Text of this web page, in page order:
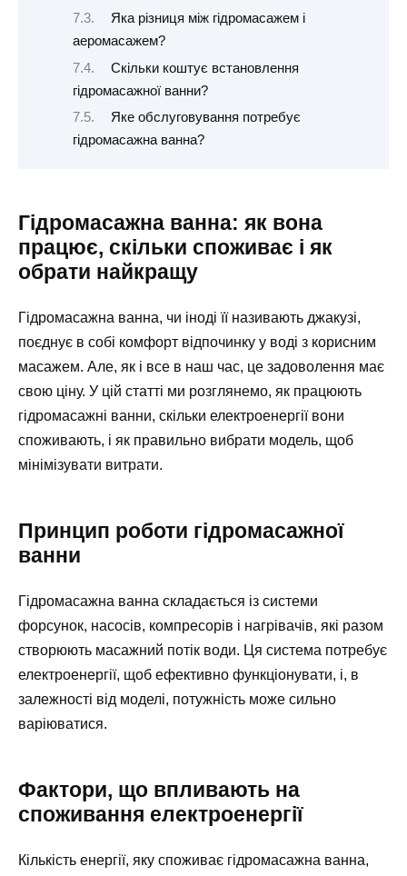
Яка різниця між гідромасажем і
аеромасажем?
Скільки коштує встановлення
гідромасажної ванни?
Яке обслуговування потребує
гідромасажна ванна?
Гідромасажна ванна: як вона
працює, скільки споживає і як
обрати найкращу
Гідромасажна ванна, чи іноді її називають джакузі,
поєднує в собі комфорт відпочинку у воді з корисним
масажем. Але, як і все в наш час, це задоволення має
свою ціну. У цій статті ми розглянемо, як працюють
гідромасажні ванни, скільки електроенергії вони
споживають, і як правильно вибрати модель, щоб
мінімізувати витрати.
Принцип роботи гідромасажної
ванни
Гідромасажна ванна складається із системи
форсунок, насосів, компресорів і нагрівачів, які разом
створюють масажний потік води. Ця система потребує
електроенергії, щоб ефективно функціонувати, і, в
залежності від моделі, потужність може сильно
варіюватися.
Фактори, що впливають на
споживання електроенергії
Кількість енергії, яку споживає гідромасажна ванна,